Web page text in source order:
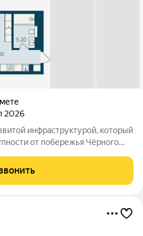
2026
инфраструктурой, который
от побережья Чёрного
комплекса включает: -
с